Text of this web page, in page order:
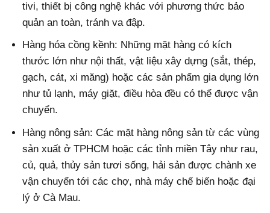
tivi, thiết bị công nghệ khác với phương thức bảo
quản an toàn, tránh va đập.
Hàng hóa cồng kềnh: Những mặt hàng có kích
thước lớn như nội thất, vật liệu xây dựng (sắt, thép,
gạch, cát, xi măng) hoặc các sản phẩm gia dụng lớn
như tủ lạnh, máy giặt, điều hòa đều có thể được vận
chuyển.
Hàng nông sản: Các mặt hàng nông sản từ các vùng
sản xuất ở TPHCM hoặc các tỉnh miền Tây như rau,
củ, quả, thủy sản tươi sống, hải sản được chành xe
vận chuyển tới các chợ, nhà máy chế biến hoặc đại
lý ở Cà Mau.